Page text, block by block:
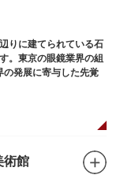
りに建てられている石
。東京の眼鏡業界の組
発展に寄与した先覚
術館